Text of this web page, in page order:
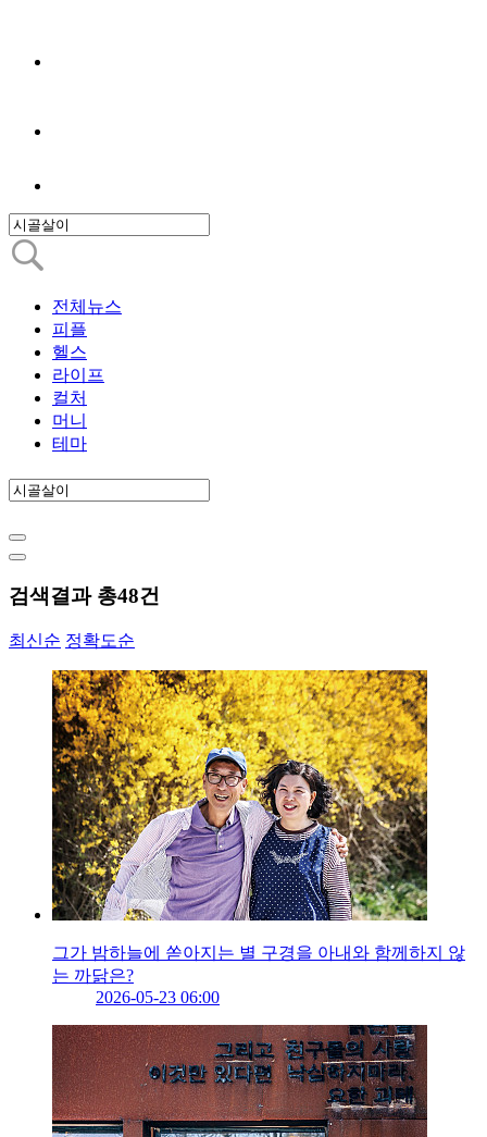
전체뉴스
피플
헬스
라이프
컬처
머니
테마
검색결과 총48건
최신순 정확도순
그가 밤하늘에 쏟아지는 별 구경을 아내와 함께하지 않
는 까닭은?
2026-05-23 06:00